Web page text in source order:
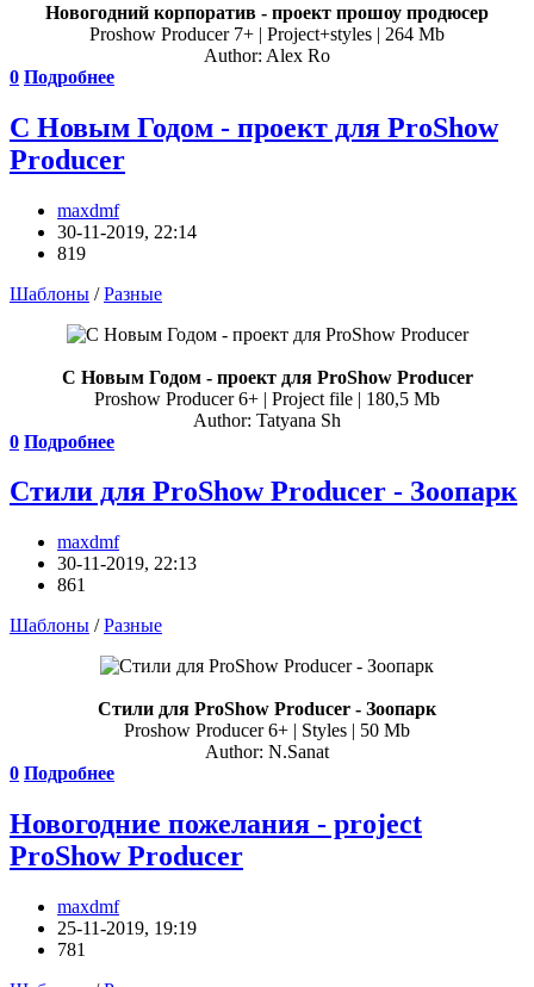
Новогодний корпоратив - проект прошоу продюсер
Proshow Producer 7+ | Project+styles | 264 Mb
Author: Alex Ro
0 Подробнее
С Новым Годом - проект для ProShow
Producer
maxdmf
30-11-2019, 22:14
819
Шаблоны /Разные
С Новым Годом - проект для ProShow Producer
Proshow Producer 6+ | Project file | 180,5 Mb
Author: Tatyana Sh
0 Подробнее
Стили для ProShow Producer - Зоопарк
maxdmf
30-11-2019, 22:13
861
Шаблоны /Разные
Стили для ProShow Producer - Зоопарк
Proshow Producer 6+ | Styles | 50 Mb
Author: N.Sanat
0 Подробнее
Новогодние пожелания - project
ProShow Producer
maxdmf
25-11-2019, 19:19
781